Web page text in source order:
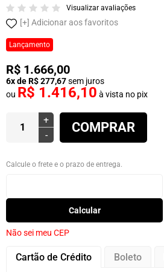
Visualizar avaliações
Adicionar aos favoritos
Lançamento
R$ 1.666,00
6x de R$ 277,67sem juros
ou R$ 1.416,10 à vista no pix
+
-
COMPRAR
Calcule o frete e o prazo de entrega.
Calcular
Não sei meu CEP
Cartão de Crédito Boleto